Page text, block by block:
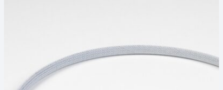
Межблочные цифровые19